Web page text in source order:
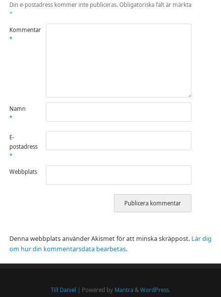
Din e-postadress kommer inte publiceras. Obligatoriska fält är märkta
*
Kommentar
*
Namn
*
E-
postadress
*
Webbplats
Denna webbplats använder Akismet för att minska skräppost. Lär dig
om hur din kommentarsdata bearbetas.
Till Daniel | Powered by Mantra & WordPress.